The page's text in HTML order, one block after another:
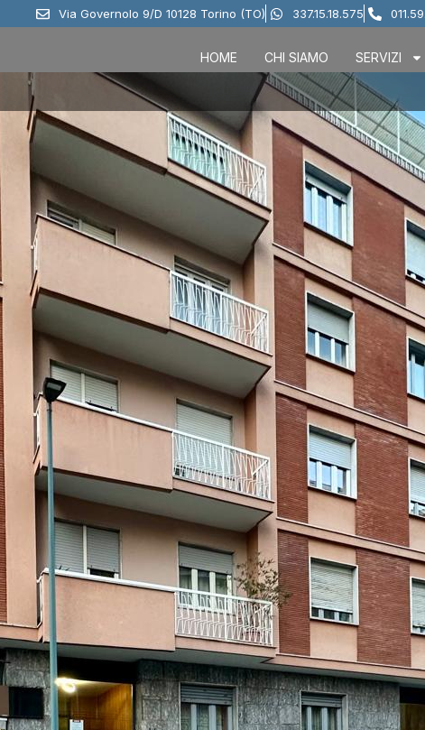
Via Governolo 9/D 10128 Torino (TO) 337.15.18.575
HOME CHI SIAMO SERVIZI